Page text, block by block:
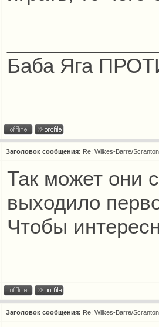
Баба Яга
Заголовок сообщения: Re: Wilkes-Barre/
Так может они
выходило
Чтобы
Заголовок сообщения: Re: Wilkes-Barre/